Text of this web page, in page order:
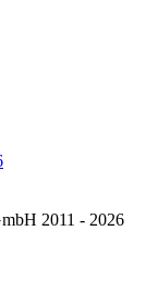
2011 - 2026